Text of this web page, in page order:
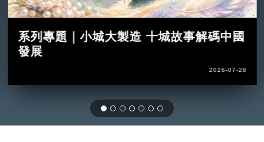
系列專題｜小城大製造 十城故事解碼中國
發展
2026-07-28